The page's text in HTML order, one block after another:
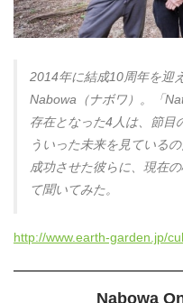
2014年に結成10周年を迎
Nabowa（ナボワ）。「
存在となった4人は、節目
ういった未来を見ている
成功させた彼らに、現在
て聞いてみた。
http://www.earth-garden.jp/
Nabowa